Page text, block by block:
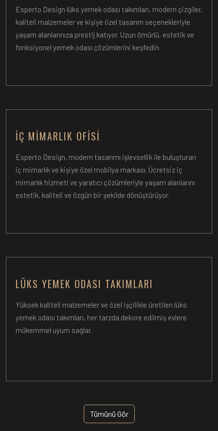
Esperto Design lüks yemek odası takımları, modern çizgiler,
kaliteli malzemeler ve kişiye özel tasarım seçenekleriyle
yaşam alanlarınıza prestij katıyor. Uzun ömürlü, estetik ve
fonksiyonel yemek odası çözümlerini keşfedin.
İÇ MIMARLIK OFISI
Esperto Design, modern tasarımı işlevsellik ile buluşturan
iç mimarlık ve kişiye özel mobilya markası. Ücretsiz iç
mimarlık hizmeti ve yaratıcı çözümleriyle yaşam alanlarını
estetik, kaliteli ve özgün bir şekilde dönüştürüyor.
LÜKS YEMEK ODASI TAKIMLARI
Yüksek kaliteli malzemeler ve özel işçilikle üretilen lüks
yemek odası takımları, her tarzda dekore edilmiş evlere
mükemmel uyum sağlar.
Tümünü Gör